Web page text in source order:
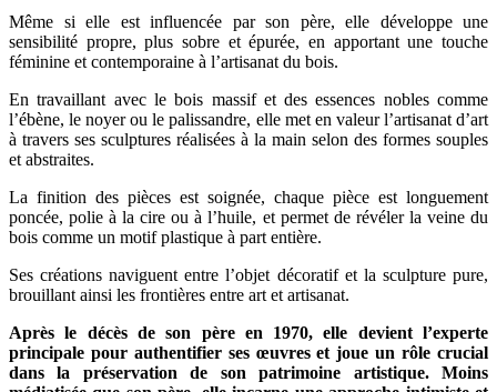
Même si elle est influencée par son père, elle développe une
sensibilité propre, plus sobre et épurée, en apportant une touche
féminine et contemporaine à l’artisanat du bois.
En travaillant avec le bois massif et des essences nobles comme
l’ébène, le noyer ou le palissandre, elle met en valeur l’artisanat d’art
à travers ses sculptures réalisées à la main selon des formes souples
et abstraites.
La finition des pièces est soignée, chaque pièce est longuement
poncée, polie à la cire ou à l’huile, et permet de révéler la veine du
bois comme un motif plastique à part entière.
Ses créations naviguent entre l’objet décoratif et la sculpture pure,
brouillant ainsi les frontières entre art et artisanat.
Après le décès de son père en 1970, elle devient l’experte
principale pour authentifier ses œuvres et joue un rôle crucial
dans la préservation de son patrimoine artistique. Moins